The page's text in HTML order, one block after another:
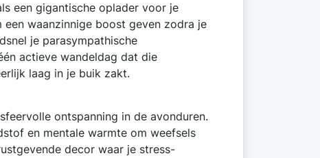
een gigantische oplader voor je
waanzinnige boost geven zodra je
je parasympathische
actieve wandeldag dat die
laag in je buik zakt.
ontspanning in de avonduren.
en mentale warmte om weefsels
decor waar je stress-